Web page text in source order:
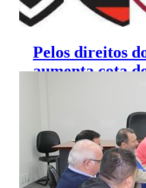
Pelos direitos
aumenta cota